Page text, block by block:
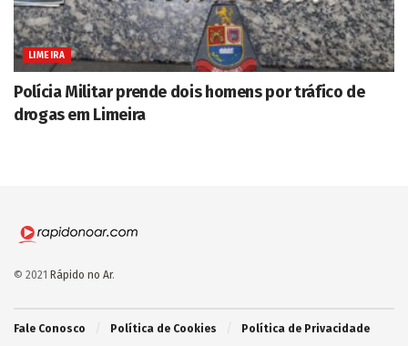
LIMEIRA
Polícia Militar prende dois homens por tráfico de
drogas em Limeira
© 2021 Rápido no Ar.
Fale Conosco Política de Cookies Política de Privacidade